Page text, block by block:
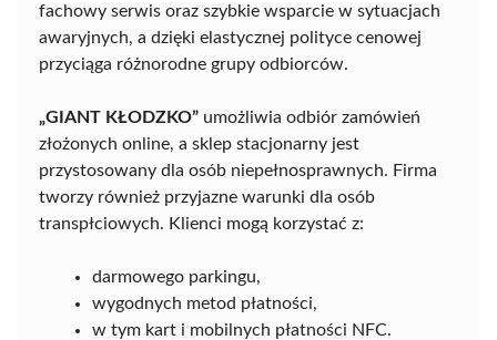
fachowy serwis oraz szybkie wsparcie w sytuacjach
awaryjnych, a dzięki elastycznej polityce cenowej
przyciąga różnorodne grupy odbiorców.
„GIANT KŁODZKO” umożliwia odbiór zamówień
złożonych online, a sklep stacjonarny jest
przystosowany dla osób niepełnosprawnych. Firma
tworzy również przyjazne warunki dla osób
transpłciowych. Klienci mogą korzystać z:
darmowego parkingu,
wygodnych metod płatności,
w tym kart i mobilnych płatności NFC.